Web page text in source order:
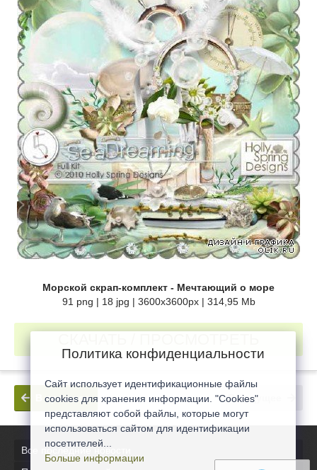
Морской скрап-комплект - Мечтающий о море
91 png | 18 jpg | 3600x3600px | 314,95 Mb
В будущее
В прошлое
Все последние новости
Политика конфиденциальности
Сайт использует идентификационные файлы
cookies для хранения информации. "Cookies"
представляют собой файлы, которые могут
использоваться сайтом для идентификации
посетителей...
Больше информации